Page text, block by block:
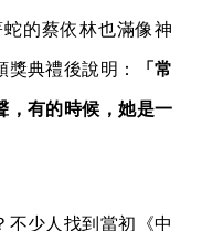
蛇的蔡依林也滿像神
典禮後說明： 「常
，有的時候，她是一
不少人找到當初《中